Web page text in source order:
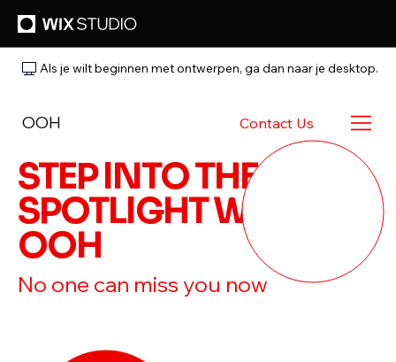
Als je wilt beginnen met ontwerpen, ga dan naar je desktop.